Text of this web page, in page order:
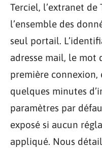
Terciel, l’extranet de
l’ensemble des
seul portail.
adresse mail, le mot
première connexion,
quelques minutes
paramètres par
exposé si aucun
appliqué. Nous